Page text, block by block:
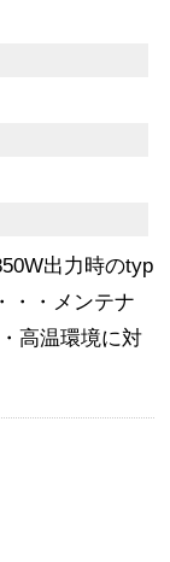
出力時のtyp
・・メンテナ
高温環境に対